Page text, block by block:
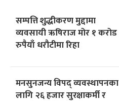
सम्पत्ति शुद्धीकरण मुद्दामा
व्यवसायी ऋषिराज मोर १ करोड
रुपैयाँ धरौटीमा रिहा
मनसुनजन्य विपद् व्यवस्थापनका
लागि २६ हजार सुरक्षाकर्मी र